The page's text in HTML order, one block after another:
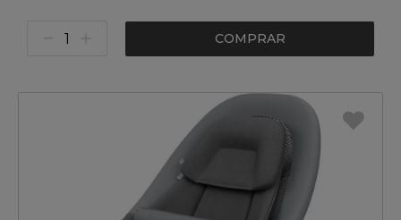
COMPRAR